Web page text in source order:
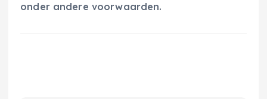
onder andere voorwaarden.